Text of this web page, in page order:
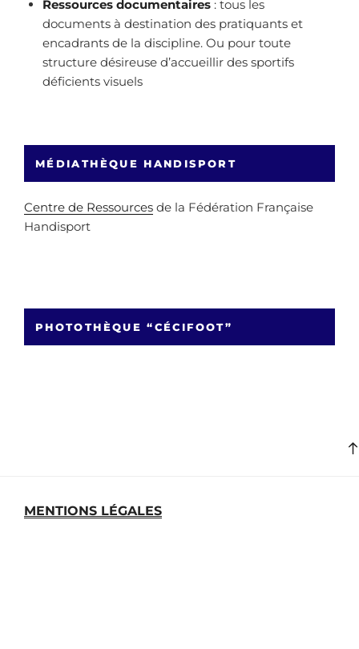
Ressources documentaires : tous les
documents à destination des pratiquants et
encadrants de la discipline. Ou pour toute
structure désireuse d’accueillir des sportifs
déficients visuels
MÉDIATHÈQUE HANDISPORT
Centre de Ressources de la Fédération Française
Handisport
PHOTOTHÈQUE “CÉCIFOOT”
MENTIONS LÉGALES